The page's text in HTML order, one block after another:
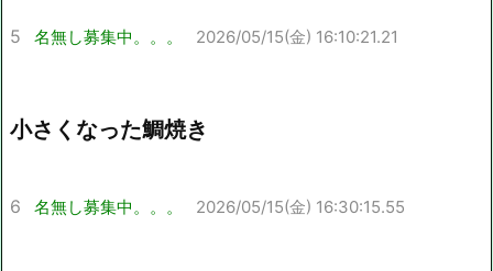
5 名無し募集中。。。 2026/05/15(金) 16:10:21.21
小さくなった鯛焼き
6 名無し募集中。。。 2026/05/15(金) 16:30:15.55